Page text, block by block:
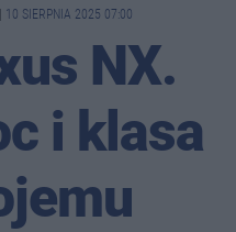
10 SIERPNIA 2025 07:00
NX.
i klasa